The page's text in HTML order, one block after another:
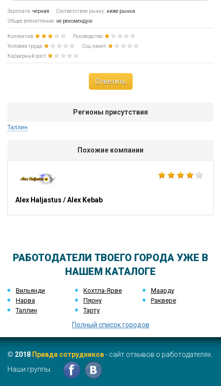
Зарплата: черная Соответствие рынку: ниже рынка
Общее впечатление: не рекомендую
Коллектив:
Руководство:
Условия труда:
Соц.пакет:
Карьерный рост:
Ответить
Регионы присутствия
Таллин
Похожие компании
Alex Haljastus / Alex Kebab
РАБОТОДАТЕЛИ ТВОЕГО ГОРОДА УЖЕ В
НАШЕМ КАТАЛОГЕ
Вильянди Кохтла-Ярве
Маарду
Нарва
Пярну
Раквере
Таллин
Тарту
Полный список городов
© 2018 Правда сотрудников- сайт отзывов о работодателях.
Наши группы: